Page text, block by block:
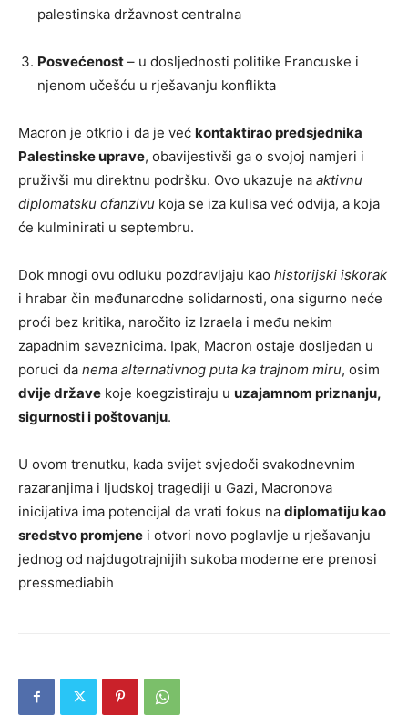
palestinska državnost centralna
Posvećenost – u dosljednosti politike Francuske i
njenom učešću u rješavanju konflikta
Macron je otkrio i da je već kontaktirao predsjednika
Palestinske uprave, obavijestivši ga o svojoj namjeri i
pruživši mu direktnu podršku. Ovo ukazuje na aktivnu
diplomatsku ofanzivu koja se iza kulisa već odvija, a koja
će kulminirati u septembru.
Dok mnogi ovu odluku pozdravljaju kao historijski iskorak
i hrabar čin međunarodne solidarnosti, ona sigurno neće
proći bez kritika, naročito iz Izraela i među nekim
zapadnim saveznicima. Ipak, Macron ostaje dosljedan u
poruci da nema alternativnog puta ka trajnom miru, osim
dvije države koje koegzistiraju u uzajamnom priznanju,
sigurnosti i poštovanju.
U ovom trenutku, kada svijet svjedoči svakodnevnim
razaranjima i ljudskoj tragediji u Gazi, Macronova
inicijativa ima potencijal da vrati fokus na diplomatiju kao
sredstvo promjene i otvori novo poglavlje u rješavanju
jednog od najdugotrajnijih sukoba moderne ere prenosi
pressmediabih